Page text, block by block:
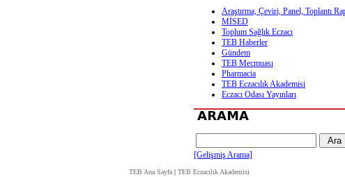
Araştırma, Çeviri, Panel, Toplantı
MİSED
Toplum Sağlık Eczacı
TEB Haberler
Gündem
TEB Mecmuası
Pharmacia
TEB Eczacılık Akademisi
Eczacı Odası Yayınları
[Gelişmiş Arama]
TEB Ana Sayfa| TEB Eczacılık Akademisi